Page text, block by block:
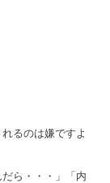
るのは嫌ですよ
ら・・・」「内